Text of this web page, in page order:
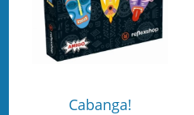
Cabanga!